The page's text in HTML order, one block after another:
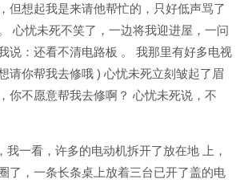
但想起我是来请他帮忙的，只好低声骂了
心忧未死不笑了，一边将我迎进屋，一问
说：还看不清电路板 。 我那里有好多电视
请你帮我去修哦 ) 心忧未死立刻皱起了眉
你不愿意帮我去修啊？ 心忧未死说，不
一看，许多的电动机拆开了放在地 上，
了，一条长条桌上放着三台已开了盖的电